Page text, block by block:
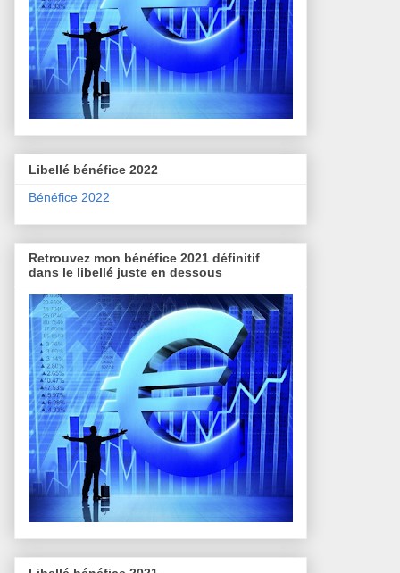
Libellé bénéfice 2022
Bénéfice 2022
Retrouvez mon bénéfice 2021 définitif
dans le libellé juste en dessous